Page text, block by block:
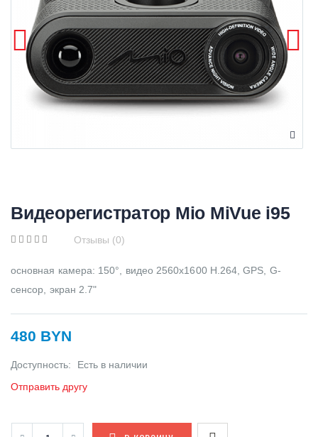
Видеорегистратор Mio MiVue i95
Отзывы (0)
основная камера: 150°, видео 2560x1600 H.264, GPS, G-
сенсор, экран 2.7"
480 BYN
Доступность:
Есть в наличии
Отправить другу